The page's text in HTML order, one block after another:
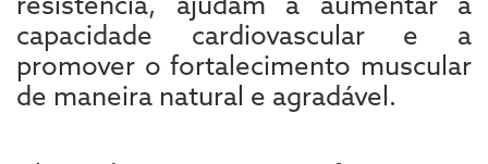
capacidade cardiovascular e a
promover o fortalecimento muscular
de maneira natural e agradável.